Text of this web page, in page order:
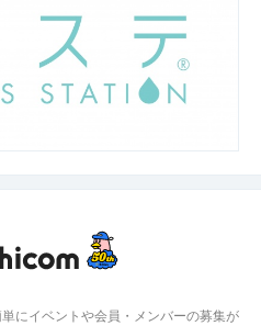
にイベントや会員・メンバーの募集が